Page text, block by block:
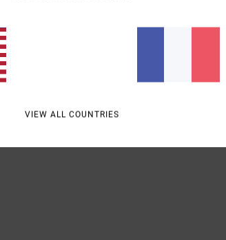
VIEW ALL COUNTRIES